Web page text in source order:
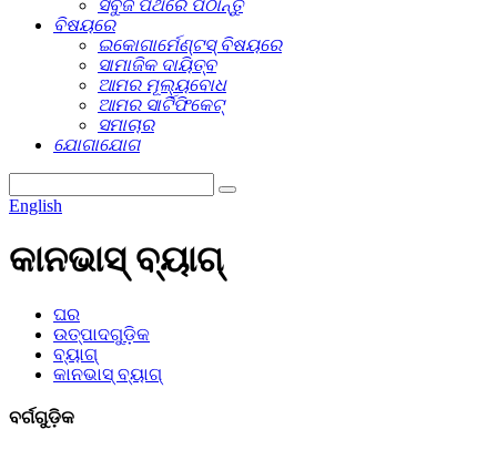
ସବୁଜ ପଥରେ ପଠାନ୍ତୁ
ବିଷୟରେ
ଇକୋଗାର୍ମେଣ୍ଟସ୍ ବିଷୟରେ
ସାମାଜିକ ଦାୟିତ୍ବ
ଆମର ମୂଲ୍ୟବୋଧ
ଆମର ସାର୍ଟିଫିକେଟ୍
ସମାଚାର
ଯୋଗାଯୋଗ
English
କାନଭାସ୍ ବ୍ୟାଗ୍
ଘର
ଉତ୍ପାଦଗୁଡ଼ିକ
ବ୍ୟାଗ୍
କାନଭାସ୍ ବ୍ୟାଗ୍
ବର୍ଗଗୁଡ଼ିକ